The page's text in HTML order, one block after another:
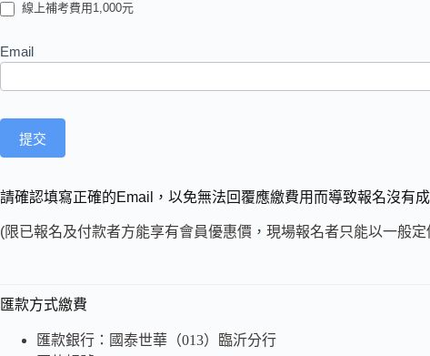
線上補考費用1,000元
Email
提交
請確認填寫正確的Email，以免無法回覆應繳費用而導致報名沒有
(限已報名及付款者方能享有會員優惠價，現場報名者只能以一般
匯款方式繳費
匯款銀行：國泰世華（013）臨沂分行